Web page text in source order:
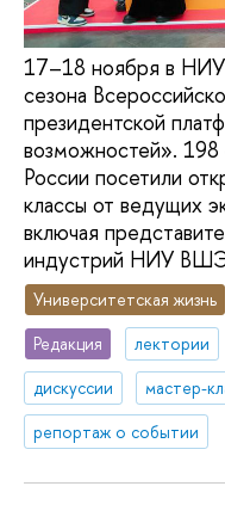
17–18 ноября в
сезона
президентской
возможностей». 198
России посетили
классы от ведущих
включая
индустрий НИУ
Университетская жизнь
Редакция
лектории
дискуссии
мастер-
репортаж о событии